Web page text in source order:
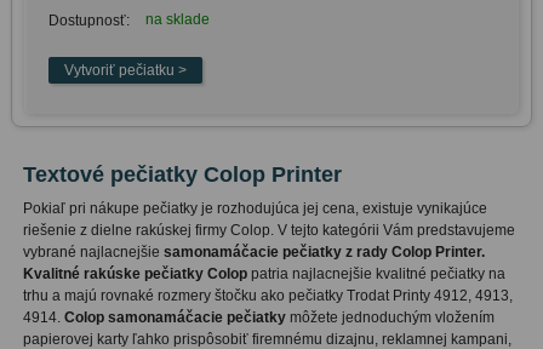
Dostupnosť: na sklade
Textové pečiatky Colop Printer
Pokiaľ pri nákupe pečiatky je rozhodujúca jej cena, existuje vynikajúce
riešenie z dielne rakúskej firmy Colop. V tejto kategórii Vám predstavujeme
vybrané najlacnejšie samonamáčacie pečiatky z rady Colop Printer.
Kvalitné rakúske pečiatky Coloppatria najlacnejšie kvalitné pečiatky na
trhu a majú rovnaké rozmery štočku ako pečiatky Trodat Printy 4912, 4913,
4914. Colop samonamáčacie pečiatkymôžete jednoduchým vložením
papierovej karty ľahko prispôsobiť firemnému dizajnu, reklamnej kampani,